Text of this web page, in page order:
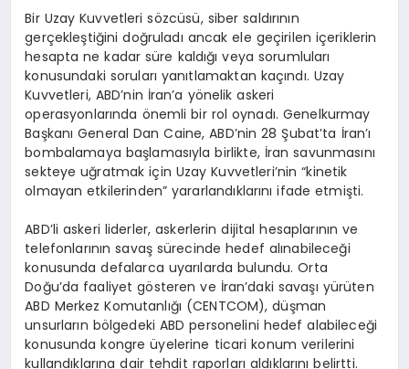
Bir Uzay Kuvvetleri sözcüsü, siber saldırının
gerçekleştiğini doğruladı ancak ele geçirilen içeriklerin
hesapta ne kadar süre kaldığı veya sorumluları
konusundaki soruları yanıtlamaktan kaçındı. Uzay
Kuvvetleri, ABD’nin İran’a yönelik askeri
operasyonlarında önemli bir rol oynadı. Genelkurmay
Başkanı General Dan Caine, ABD’nin 28 Şubat’ta İran’ı
bombalamaya başlamasıyla birlikte, İran savunmasını
sekteye uğratmak için Uzay Kuvvetleri’nin “kinetik
olmayan etkilerinden” yararlandıklarını ifade etmişti.
ABD’li askeri liderler, askerlerin dijital hesaplarının ve
telefonlarının savaş sürecinde hedef alınabileceği
konusunda defalarca uyarılarda bulundu. Orta
Doğu’da faaliyet gösteren ve İran’daki savaşı yürüten
ABD Merkez Komutanlığı (CENTCOM), düşman
unsurların bölgedeki ABD personelini hedef alabileceği
konusunda kongre üyelerine ticari konum verilerini
kullandıklarına dair tehdit raporları aldıklarını belirtti.